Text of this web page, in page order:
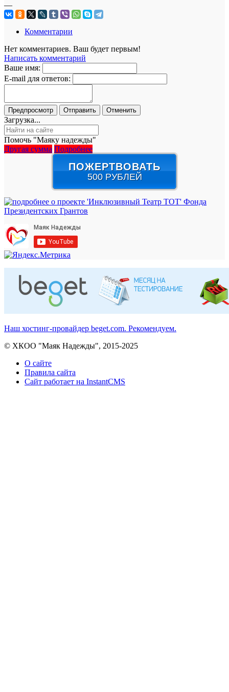
—
Комментарии
Нет комментариев. Ваш будет первым!
Написать комментарий
Ваше имя:
E-mail для ответов:
Загрузка...
Помочь "Маяку надежды"
Другая сумма Подробнее
ПОЖЕРТВОВАТЬ
500 РУБЛЕЙ
Наш хостинг-провайдер beget.com. Рекомендуем.
© ХКОО "Маяк Надежды", 2015-2025
О сайте
Правила сайта
Сайт работает на InstantCMS